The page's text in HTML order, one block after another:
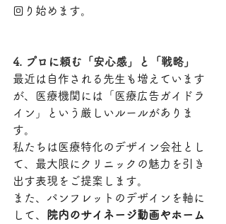
回り始めます。
4. プロに頼む「安心感」と「戦略」
最近は自作される先生も増えています
が、医療機関には「医療広告ガイドラ
イン」という厳しいルールがありま
す。
私たちは医療特化のデザイン会社とし
て、最大限にクリニックの魅力を引き
出す表現をご提案します。
また、パンフレットのデザインを軸に
して、
院内のサイネージ動画やホーム